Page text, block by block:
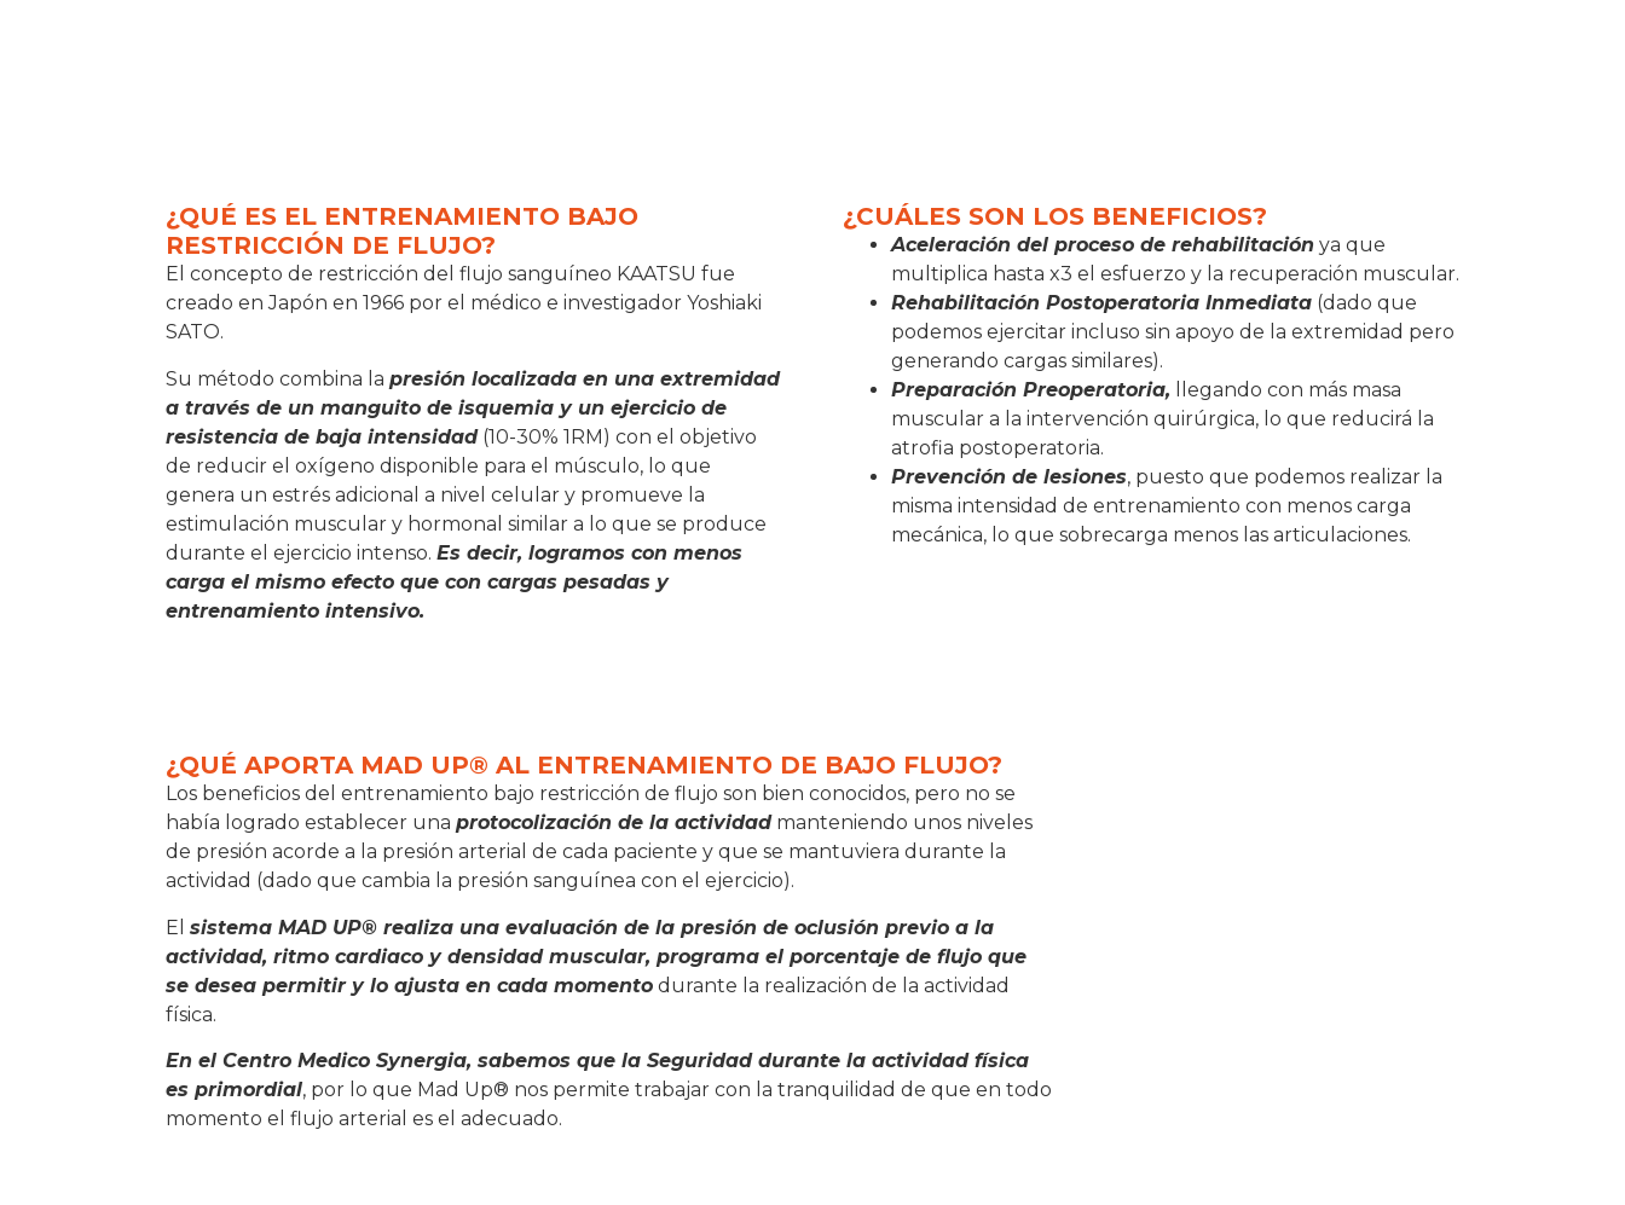
¿QUÉ ES EL ENTRENAMIENTO BAJO
RESTRICCIÓN DE FLUJO?
El concepto de restricción del flujo sanguíneo KAATSU fue
creado en Japón en 1966 por el médico e investigador Yoshiaki
SATO.
Su método combina la presión localizada en una extremidad
a través de un manguito de isquemia y un ejercicio de
resistencia de baja intensidad(10-30% 1RM) con el objetivo
de reducir el oxígeno disponible para el músculo, lo que
genera un estrés adicional a nivel celular y promueve la
estimulación muscular y hormonal similar a lo que se produce
durante el ejercicio intenso. Es decir, logramos con menos
carga el mismo efecto que con cargas pesadas y
entrenamiento intensivo.
¿CUÁLES SON LOS BENEFICIOS?
Aceleración del proceso de rehabilitación ya que
multiplica hasta x3 el esfuerzo y la recuperación muscular.
Rehabilitación Postoperatoria Inmediata (dado que
podemos ejercitar incluso sin apoyo de la extremidad pero
generando cargas similares).
Preparación Preoperatoria, llegando con más masa
muscular a la intervención quirúrgica, lo que reducirá la
atrofia postoperatoria.
Prevención de lesiones, puesto que podemos realizar la
misma intensidad de entrenamiento con menos carga
mecánica, lo que sobrecarga menos las articulaciones.
¿QUÉ APORTA MAD UP® AL ENTRENAMIENTO DE BAJO FLUJO?
Los beneficios del entrenamiento bajo restricción de flujo son bien conocidos, pero no se
había logrado establecer una protocolización de la actividadmanteniendo unos niveles
de presión acorde a la presión arterial de cada paciente y que se mantuviera durante la
actividad (dado que cambia la presión sanguínea con el ejercicio).
El sistema MAD UP® realiza una evaluación de la presión de oclusión previo a la
actividad, ritmo cardiaco y densidad muscular, programa el porcentaje de flujo que
se desea permitir y lo ajusta en cada momento durante la realización de la actividad
física.
En el Centro Medico Synergia, sabemos que la Seguridad durante la actividad física
es primordial, por lo que Mad Up® nos permite trabajar con la tranquilidad de que en todo
momento el flujo arterial es el adecuado.